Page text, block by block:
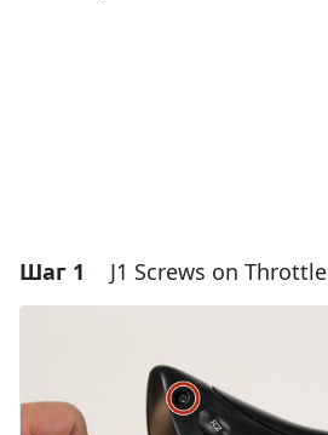
Шаг 1 J1 Screws on Throttle